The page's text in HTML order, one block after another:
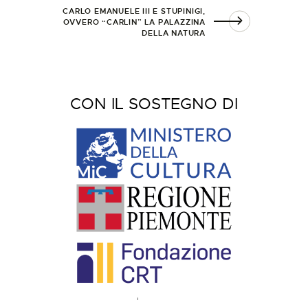
CARLO EMANUELE III E STUPINIGI,
OVVERO “CARLIN” LA PALAZZINA
DELLA NATURA
CON IL SOSTEGNO DI